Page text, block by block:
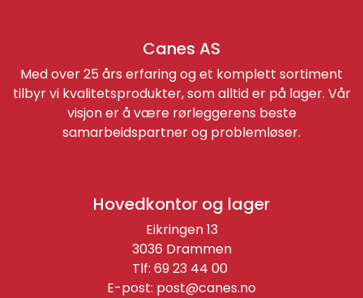
Canes AS
Med over 25 års erfaring og et komplett sortiment
tilbyr vi kvalitetsprodukter, som alltid er på lager. Vår
visjon er å være rørleggerens beste
samarbeidspartner og problemløser.
Hovedkontor og lager
Eikringen 13
3036 Drammen
Tlf: 69 23 44 00
E-post: post@canes.no